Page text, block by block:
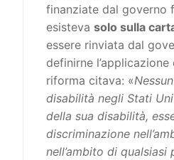
finanziate dal governo
esisteva solo sulla
essere rinviata dal
definirne
riforma citava: «
disabilità negli Stati
della sua disabilità,
discriminazione
nell’ambito di